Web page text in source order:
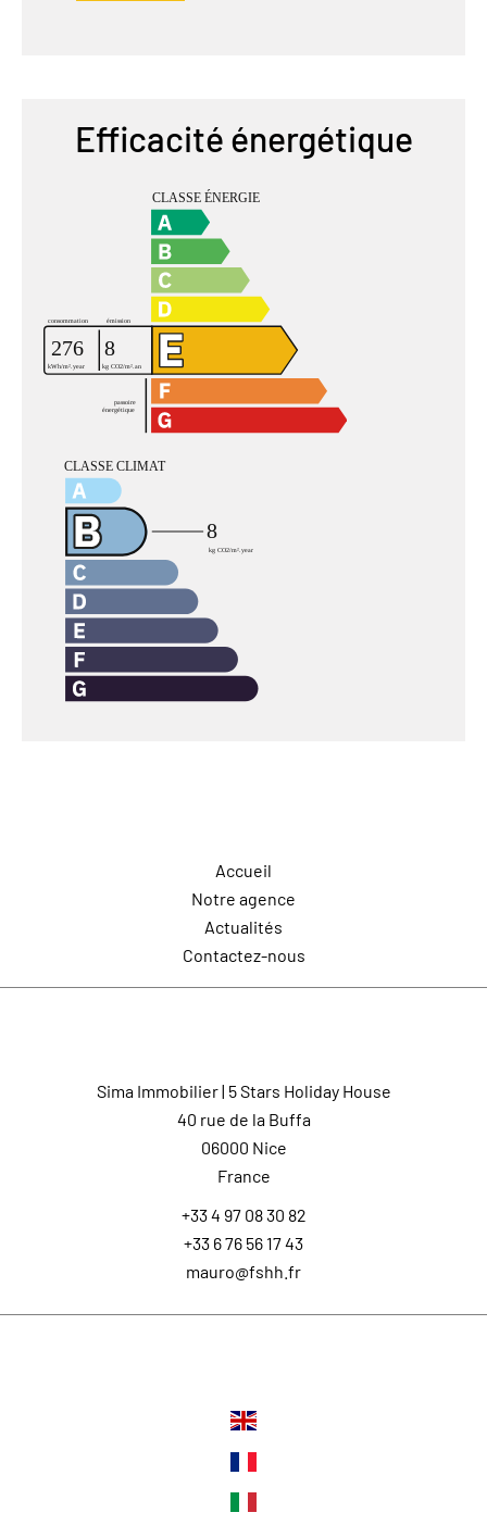
Efficacité énergétique
Accueil
Notre agence
Actualités
Contactez-nous
Sima Immobilier | 5 Stars Holiday House
40 rue de la Buffa
06000 Nice
France
+33 4 97 08 30 82
+33 6 76 56 17 43
mauro@fshh.fr